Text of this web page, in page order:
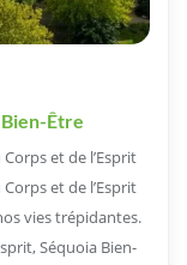
Être
et de l’Esprit
et de l’Esprit
vies trépidantes.
Séquoia Bien-